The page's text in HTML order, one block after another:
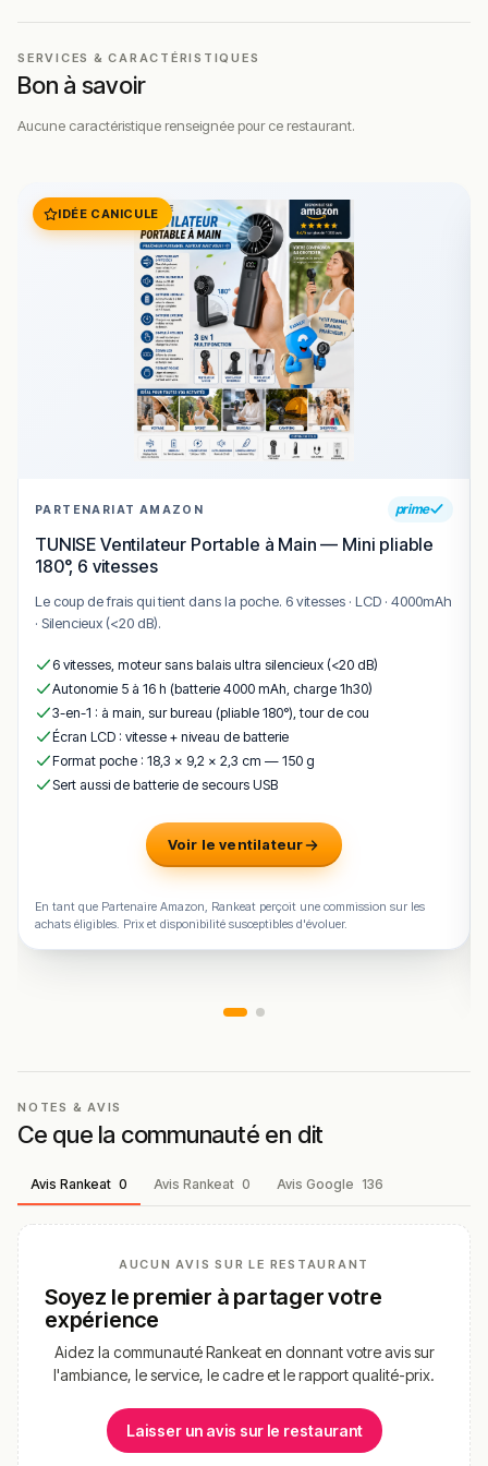
SERVICES & CARACTÉRISTIQUES
Bon à savoir
Aucune caractéristique renseignée pour ce restaurant.
IDÉE CANICULE
PARTENARIAT AMAZON prime
TUNISE Ventilateur Portable à Main — Mini pliable
180°, 6 vitesses
Le coup de frais qui tient dans la poche. 6 vitesses · LCD · 4000mAh
· Silencieux (<20 dB).
6 vitesses, moteur sans balais ultra silencieux (<20 dB)
Autonomie 5 à 16 h (batterie 4000 mAh, charge 1h30)
3-en-1 : à main, sur bureau (pliable 180°), tour de cou
Écran LCD : vitesse + niveau de batterie
Format poche : 18,3 × 9,2 × 2,3 cm — 150 g
Sert aussi de batterie de secours USB
Voir le ventilateur
En tant que Partenaire Amazon, Rankeat perçoit une commission sur les
achats éligibles. Prix et disponibilité susceptibles d'évoluer.
NOTES & AVIS
Ce que la communauté en dit
Avis Rankeat 0 Avis Rankeat 0 Avis Google 136
AUCUN AVIS SUR LE RESTAURANT
Soyez le premier à partager votre
expérience
Aidez la communauté Rankeat en donnant votre avis sur
l'ambiance, le service, le cadre et le rapport qualité-prix.
Laisser un avis sur le restaurant